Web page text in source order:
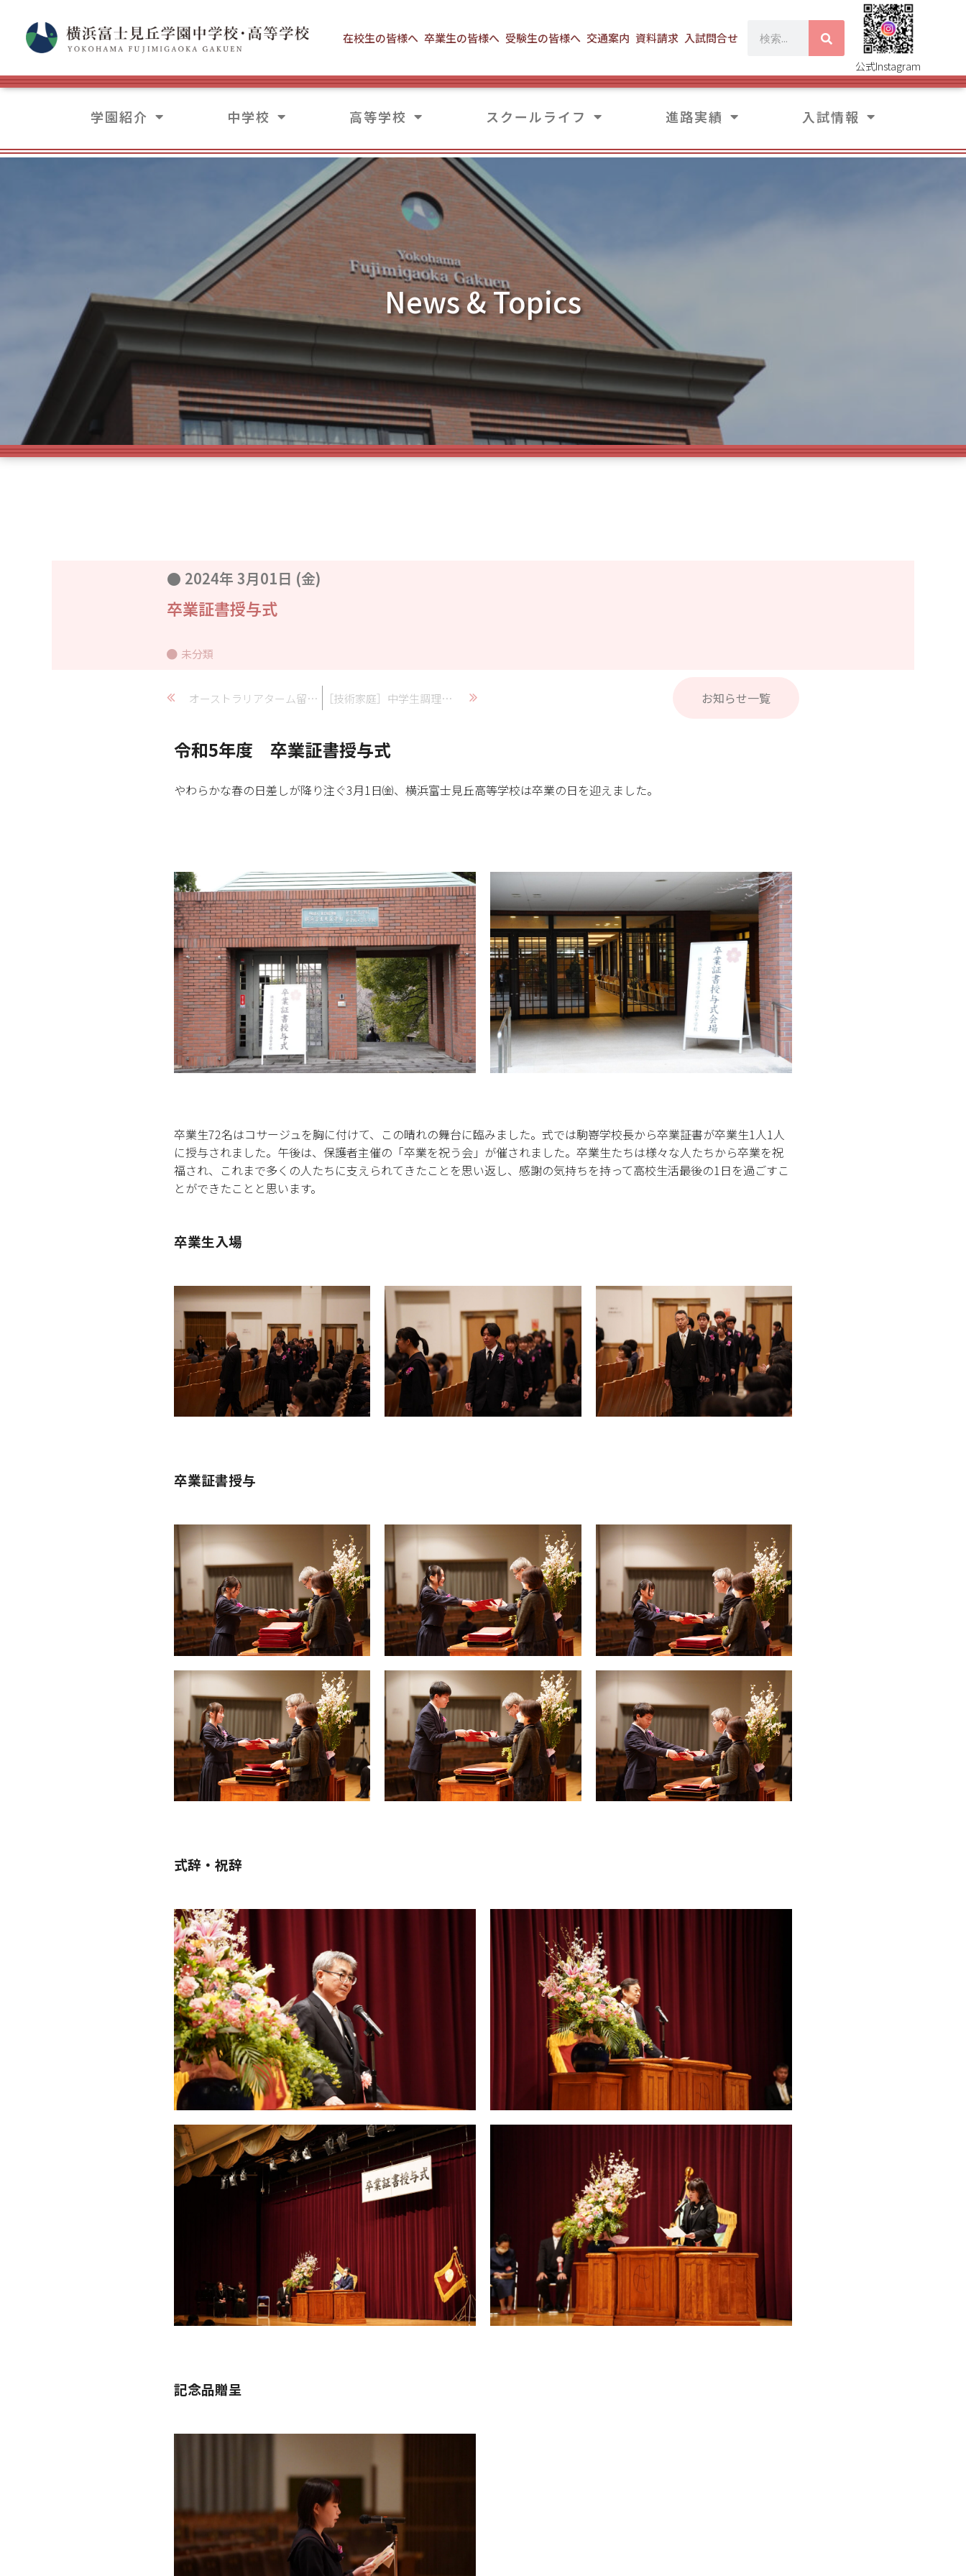
在校生の皆様へ 卒業生の皆様へ 受験生の皆様へ 交通案内 資料請求 入試問合せ
公式Instagram
学園紹介 中学校 高等学校 スクールライフ 進路実績 入試情報
News & Topics
● 2024年 3月01日 (金)
卒業証書授与式
未分類
オーストラリアターム留学レポート④ ［技術家庭］中学生調理実習 お知らせ一覧
令和5年度 卒業証書授与式
やわらかな春の日差しが降り注ぐ3月1日㈮、横浜富士見丘高等学校は卒業の日を迎えました。
卒業生72名はコサージュを胸に付けて、この晴れの舞台に臨みました。式では駒嵜学校長から卒業証書が卒業生1人1人
に授与されました。午後は、保護者主催の「卒業を祝う会」が催されました。卒業生たちは様々な人たちから卒業を祝
福され、これまで多くの人たちに支えられてきたことを思い返し、感謝の気持ちを持って高校生活最後の1日を過ごすこ
とができたことと思います。
卒業生入場
卒業証書授与
式辞・祝辞
記念品贈呈